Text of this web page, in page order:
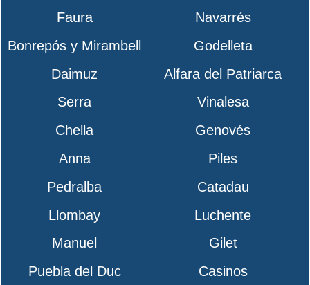
Faura
Navarrés
Bonrepós y Mirambell
Godelleta
Daimuz
Alfara del Patriarca
Serra
Vinalesa
Chella
Genovés
Anna
Piles
Pedralba
Catadau
Llombay
Luchente
Manuel
Gilet
Puebla del Duc
Casinos